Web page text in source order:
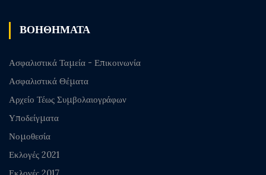
ΒΟΗΘΗΜΑΤΑ
Ασφαλιστικά Ταμεία - Επικοινωνία
Ασφαλιστικά Θέματα
Αρχείο Τέως Συμβολαιογράφων
Υποδείγματα
Νομοθεσία
Εκλογές 2021